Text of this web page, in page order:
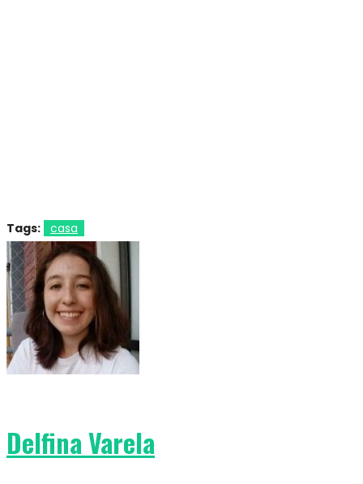
Tags: casa
Delfina Varela